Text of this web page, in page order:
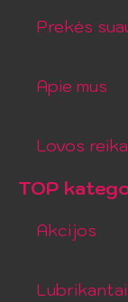
Prekės
Apie mus
Lovos
TOP
Akcijos
Lubrikantai